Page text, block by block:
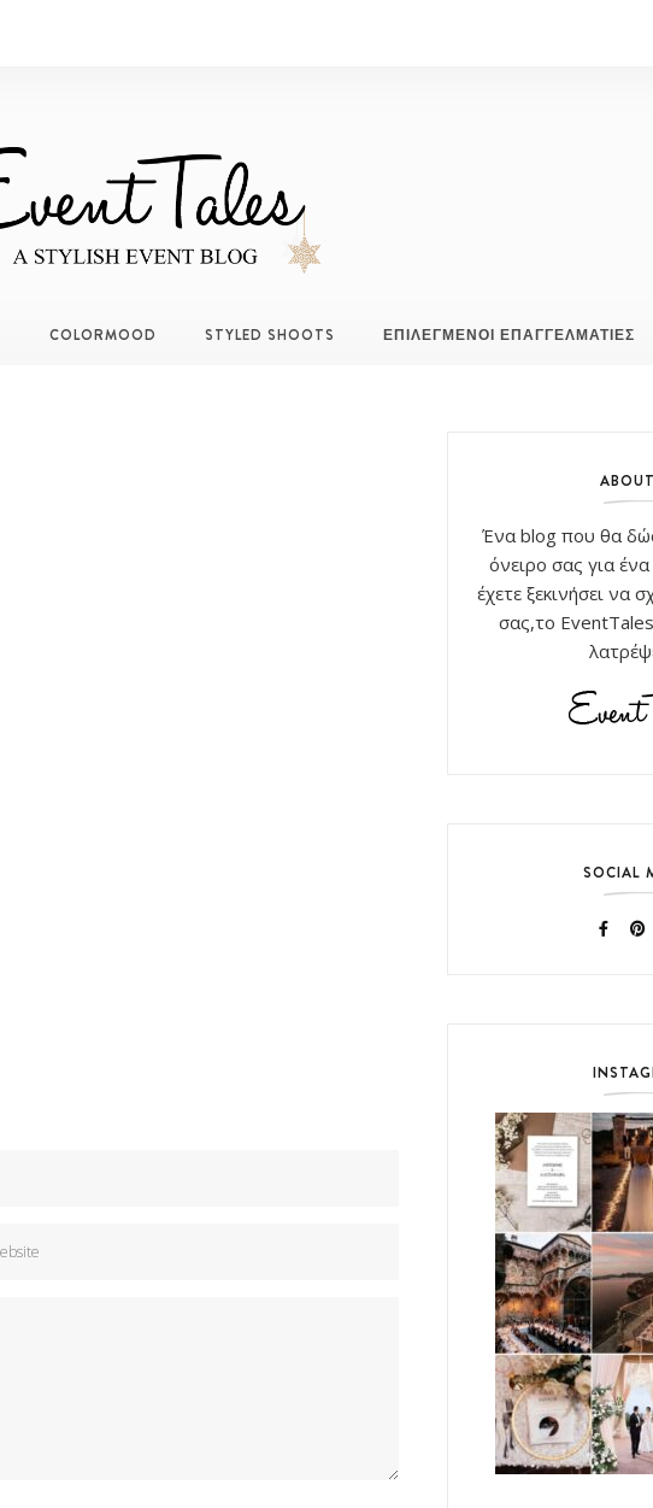
COLORMOOD STYLED SHOOTS ΕΠΙΛΕΓΜΕΝΟΙ ΕΠΑΓΓΕΛΜΑΤΙΕΣ
Ένα blog που θα
όνειρο σας για
έχετε ξεκινήσει να
σας,το
SOCIAL